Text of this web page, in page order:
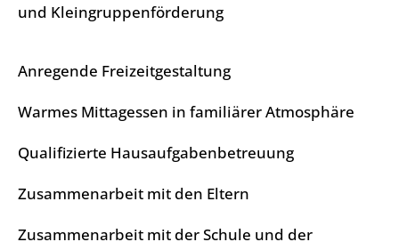
und Kleingruppenförderung
Anregende Freizeitgestaltung
Warmes Mittagessen in familiärer Atmosphäre
Qualifizierte Hausaufgabenbetreuung
Zusammenarbeit mit den Eltern
Zusammenarbeit mit der Schule und der